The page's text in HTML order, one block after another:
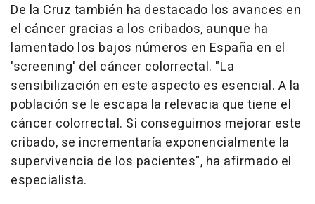
De la Cruz también ha destacado los avances en
el cáncer gracias a los cribados, aunque ha
lamentado los bajos números en España en el
'screening' del cáncer colorrectal. "La
sensibilización en este aspecto es esencial. A la
población se le escapa la relevacia que tiene el
cáncer colorrectal. Si conseguimos mejorar este
cribado, se incrementaría exponencialmente la
supervivencia de los pacientes", ha afirmado el
especialista.